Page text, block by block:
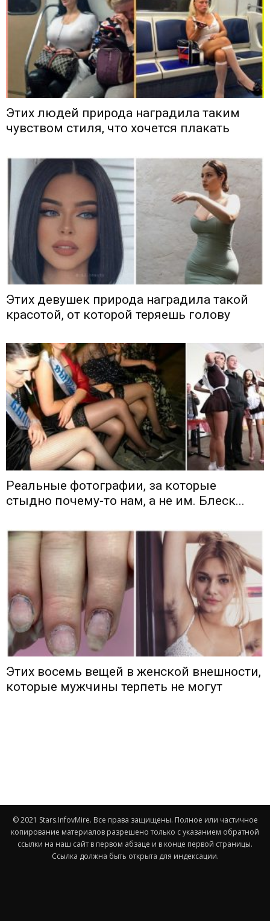
Этих людей природа наградила таким
чувством стиля, что хочется плакать
Этих девушек природа наградила такой
красотой, от которой теряешь голову
Реальные фотографии, за которые
стыдно почему-то нам, а не им. Блеск...
Этих восемь вещей в женской внешности,
которые мужчины терпеть не могут
© 2021 Stars.InfovMire. Все права защищены. Полное или частичное
копирование материалов разрешено только с указанием обратной
ссылки на наш сайт в первом абзаце и в конце первой страницы.
Ссылка должна быть открыта для индексации.